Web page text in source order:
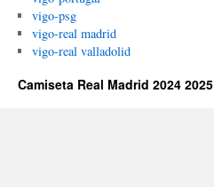
vigo-psg
vigo-real madrid
vigo-real valladolid
Camiseta Real Madrid 2024 2025